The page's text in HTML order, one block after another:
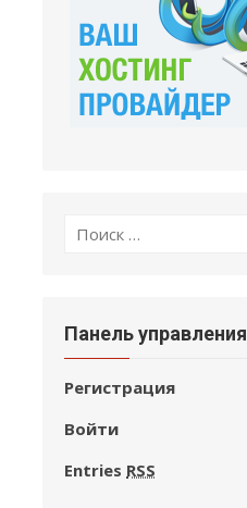
Поиск
Панель управления
Регистрация
Войти
Entries RSS